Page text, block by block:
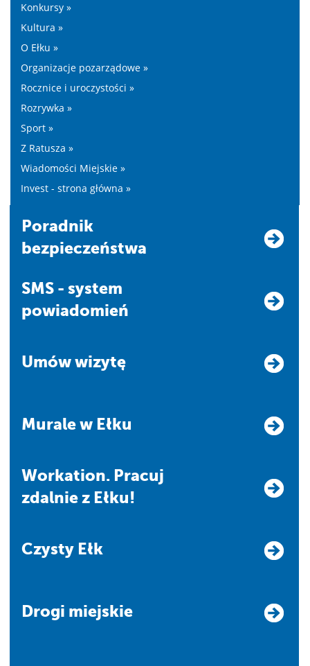
Konkursy »
Kultura »
O Ełku »
Organizacje pozarządowe »
Rocznice i uroczystości »
Rozrywka »
Sport »
Z Ratusza »
Wiadomości Miejskie »
Invest - strona główna »
Poradnik
bezpieczeństwa
SMS - system
powiadomień
Umów wizytę
Murale w Ełku
Workation. Pracuj
zdalnie z Ełku!
Czysty Ełk
Drogi miejskie